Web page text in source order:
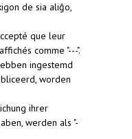
de sia aliĝo,
que leur
comme "---".
ingestemd
worden
ihrer
werden als "-